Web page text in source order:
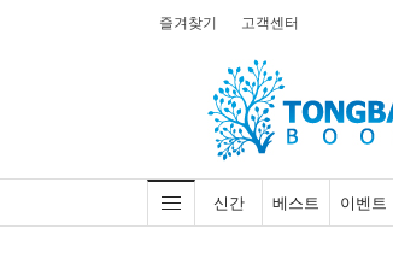
즐겨찾기 고객센터
신간 베스트 이벤트